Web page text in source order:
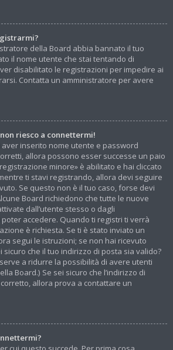
della Board abbia bannato il tuo
il nome utente che stai tentando di
disabilitato le registrazioni per impedire ai
Contatta un amministratore per avere
riesco a connettermi!
inserito nome utente e password
allora possono esser successe un paio
minore» è abilitato e hai cliccato
ti stavi registrando, allora devi seguire
Se questo non è il tuo caso, forse devi
Board richiedono che tutte le nuove
dall’utente stesso o dagli
accedere. Quando ti registri ti verrà
è richiesta. Se ti è stato inviato un
segui le istruzioni; se non hai ricevuto
sicuro che il tuo indirizzo di posta sia valido?
a ridurre la possibilità di avere utenti
Board.) Se sei sicuro che l’indirizzo di
allora prova a contattare un